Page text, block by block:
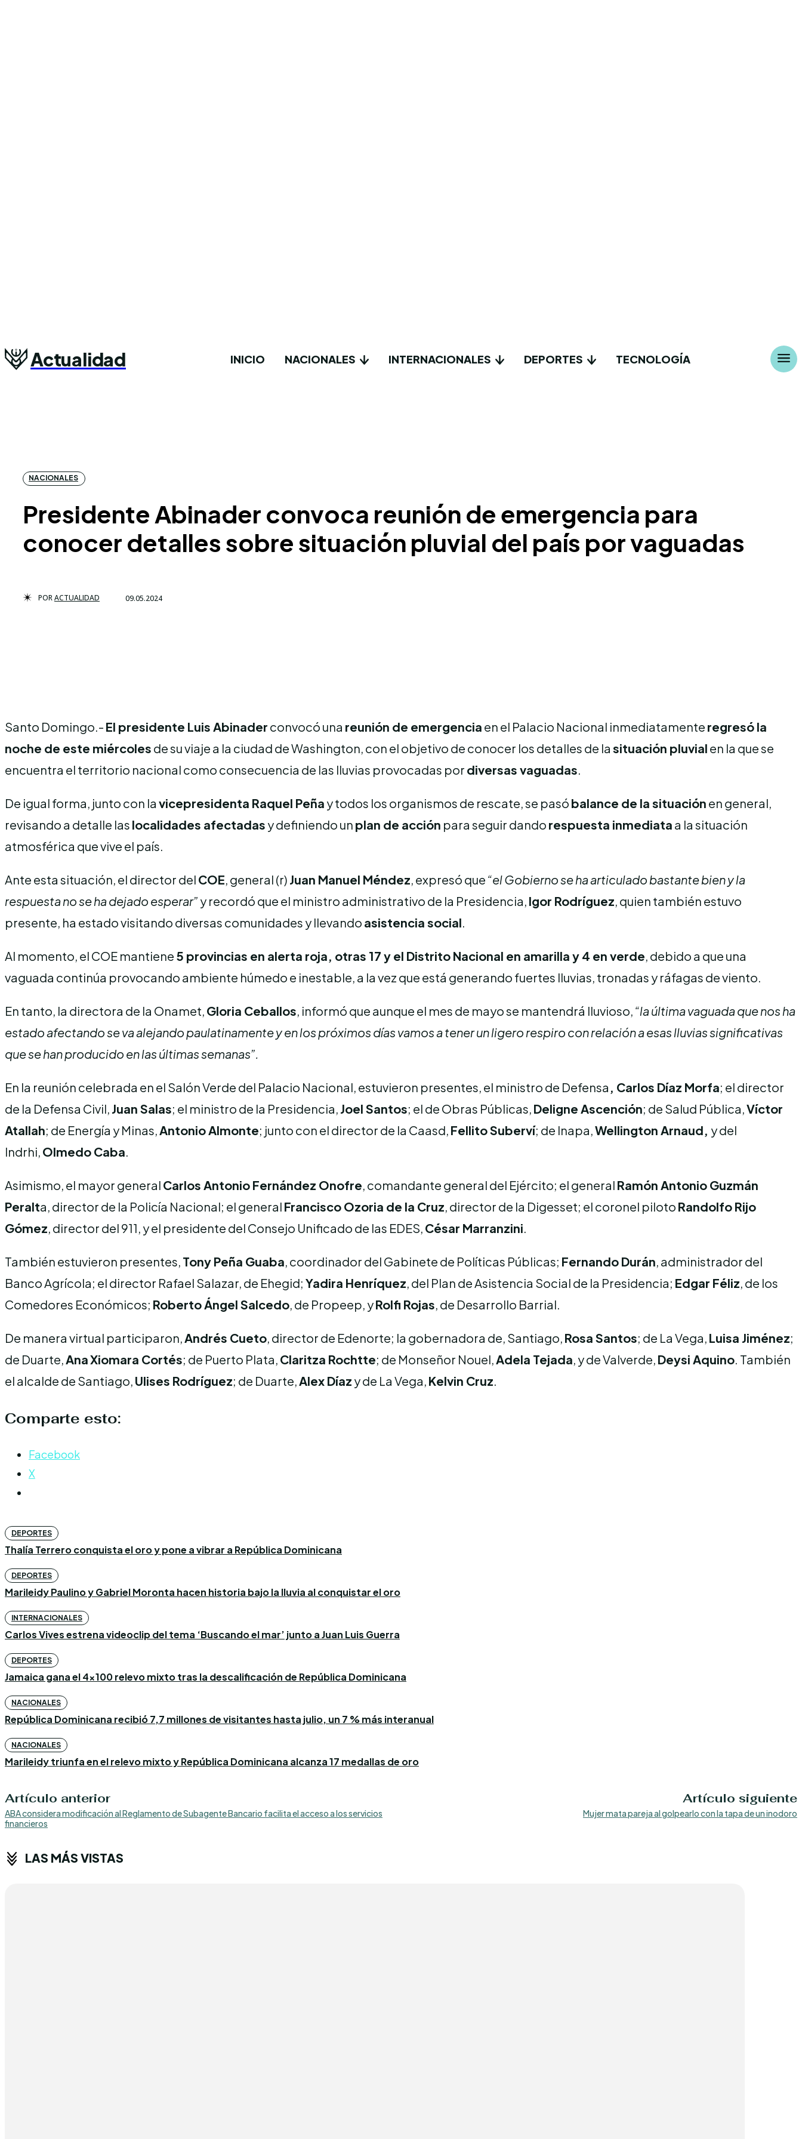
Actualidad INICIO NACIONALES INTERNACIONALES DEPORTES TECNOLOGÍA
NACIONALES
Presidente Abinader convoca reunión de emergencia para
conocer detalles sobre situación pluvial del país por vaguadas
PORACTUALIDAD 09.05.2024
Santo Domingo.- El presidente Luis Abinader convocó una reunión de emergencia en el Palacio Nacional inmediatamente regresó la
noche de este miércoles de su viaje a la ciudad de Washington, con el objetivo de conocer los detalles de la situación pluvial en la que se
encuentra el territorio nacional como consecuencia de las lluvias provocadas por diversas vaguadas.
De igual forma, junto con la vicepresidenta Raquel Peña y todos los organismos de rescate, se pasó balance de la situación en general,
revisando a detalle las localidades afectadas y definiendo un plan de acción para seguir dando respuesta inmediata a la situación
atmosférica que vive el país.
Ante esta situación, el director del COE, general (r) Juan Manuel Méndez, expresó que “el Gobierno se ha articulado bastante bien y la
respuesta no se ha dejado esperar” y recordó que el ministro administrativo de la Presidencia, Igor Rodríguez, quien también estuvo
presente, ha estado visitando diversas comunidades y llevando asistencia social.
Al momento, el COE mantiene 5 provincias en alerta roja, otras 17 y el Distrito Nacional en amarilla y 4 en verde, debido a que una
vaguada continúa provocando ambiente húmedo e inestable, a la vez que está generando fuertes lluvias, tronadas y ráfagas de viento.
En tanto, la directora de la Onamet, Gloria Ceballos, informó que aunque el mes de mayo se mantendrá lluvioso, “la última vaguada que nos ha
estado afectando se va alejando paulatinamente y en los próximos días vamos a tener un ligero respiro con relación a esas lluvias significativas
que se han producido en las últimas semanas”.
En la reunión celebrada en el Salón Verde del Palacio Nacional, estuvieron presentes, el ministro de Defensa , Carlos Díaz Morfa; el director
de la Defensa Civil, Juan Salas; el ministro de la Presidencia, Joel Santos; el de Obras Públicas, Deligne Ascención; de Salud Pública,Víctor
Atallah; de Energía y Minas,Antonio Almonte; junto con el director de la Caasd, Fellito Suberví; de Inapa,Wellington Arnaud, y del
Indrhi, Olmedo Caba.
Asimismo, el mayor general Carlos Antonio Fernández Onofre, comandante general del Ejército; el general Ramón Antonio Guzmán
Peralta, director de la Policía Nacional; el general Francisco Ozoria de la Cruz, director de la Digesset; el coronel piloto Randolfo Rijo
Gómez, director del 911, y el presidente del Consejo Unificado de las EDES, César Marranzini.
También estuvieron presentes, Tony Peña Guaba, coordinador del Gabinete de Políticas Públicas; Fernando Durán, administrador del
Banco Agrícola; el director Rafael Salazar, de Ehegid; Yadira Henríquez, del Plan de Asistencia Social de la Presidencia; Edgar Féliz, de los
Comedores Económicos; Roberto Ángel Salcedo, de Propeep, yRolfi Rojas, de Desarrollo Barrial.
De manera virtual participaron,Andrés Cueto, director de Edenorte; la gobernadora de, Santiago, Rosa Santos; de La Vega, Luisa Jiménez;
de Duarte,AnaXiomara Cortés; de Puerto Plata, Claritza Rochtte; de Monseñor Nouel,Adela Tejada, y de Valverde, Deysi Aquino. También
el alcalde de Santiago, Ulises Rodríguez; de Duarte,Alex Díaz y de La Vega, Kelvin Cruz.
Comparte esto:
Facebook
X
DEPORTES
Thalía Terrero conquista el oro y pone a vibrar a República Dominicana
DEPORTES
Marileidy Paulino y Gabriel Moronta hacen historia bajo la lluvia al conquistar el oro
INTERNACIONALES
Carlos Vives estrena videoclip del tema ‘Buscando el mar’ junto a Juan Luis Guerra
DEPORTES
Jamaica gana el 4×100 relevo mixto tras la descalificación de República Dominicana
NACIONALES
República Dominicana recibió 7,7 millones de visitantes hasta julio, un 7 % más interanual
NACIONALES
Marileidy triunfa en el relevo mixto y República Dominicana alcanza 17 medallas de oro
Artículo anterior
ABA considera modificación al Reglamento de Subagente Bancario facilita el acceso a los servicios
financieros
Artículo siguiente
Mujer mata pareja al golpearlo con la tapa de un inodoro
LAS MÁS VISTAS